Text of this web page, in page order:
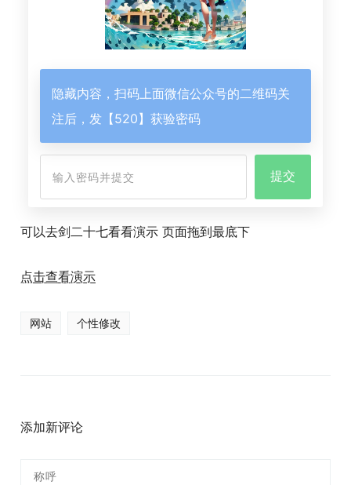
隐藏内容，扫码上面微信公众号的二维码关
注后，发【520】获验密码
可以去剑二十七看看演示 页面拖到最底下
点击查看演示
网站 个性修改
添加新评论